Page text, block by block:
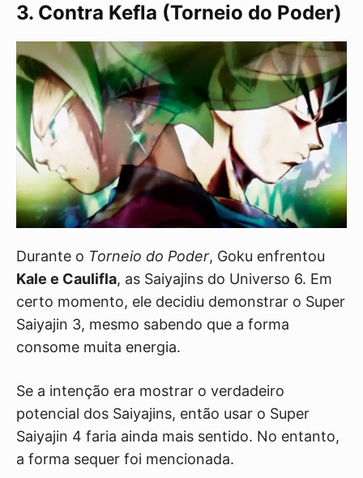
3. Contra Kefla (Torneio do Poder)
Durante o Torneio do Poder, Goku enfrentou
Kale e Caulifla, as Saiyajins do Universo 6. Em
certo momento, ele decidiu demonstrar o Super
Saiyajin 3, mesmo sabendo que a forma
consome muita energia.
Se a intenção era mostrar o verdadeiro
potencial dos Saiyajins, então usar o Super
Saiyajin 4 faria ainda mais sentido. No entanto,
a forma sequer foi mencionada.